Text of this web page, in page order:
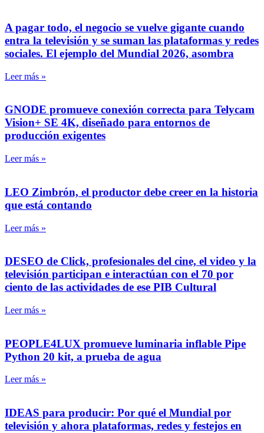
A pagar todo, el negocio se vuelve gigante cuando
entra la televisión y se suman las plataformas y redes
sociales. El ejemplo del Mundial 2026, asombra
Leer más »
GNODE promueve conexión correcta para Telycam
Vision+ SE 4K, diseñado para entornos de
producción exigentes
Leer más »
LEO Zimbrón, el productor debe creer en la historia
que está contando
Leer más »
DESEO de Click, profesionales del cine, el video y la
televisión participan e interactúan con el 70 por
ciento de las actividades de ese PIB Cultural
Leer más »
PEOPLE4LUX promueve luminaria inflable Pipe
Python 20 kit, a prueba de agua
Leer más »
IDEAS para producir: Por qué el Mundial por
televisión y ahora plataformas, redes y festejos en